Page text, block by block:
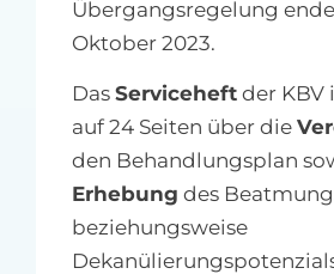
Übergangsregelung
Oktober 2023.
Das Serviceheftder KBV
auf 24 Seiten über die
den Behandlungsplan
Erhebung des
beziehungsweise